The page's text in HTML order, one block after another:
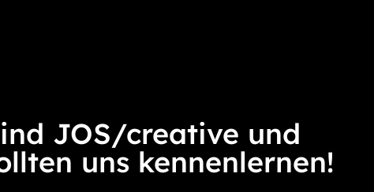
JOS/creative und
uns kennenlernen!